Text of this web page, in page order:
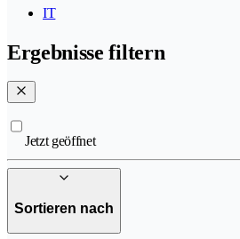
IT
Ergebnisse filtern
Jetzt geöffnet
Sortieren nach